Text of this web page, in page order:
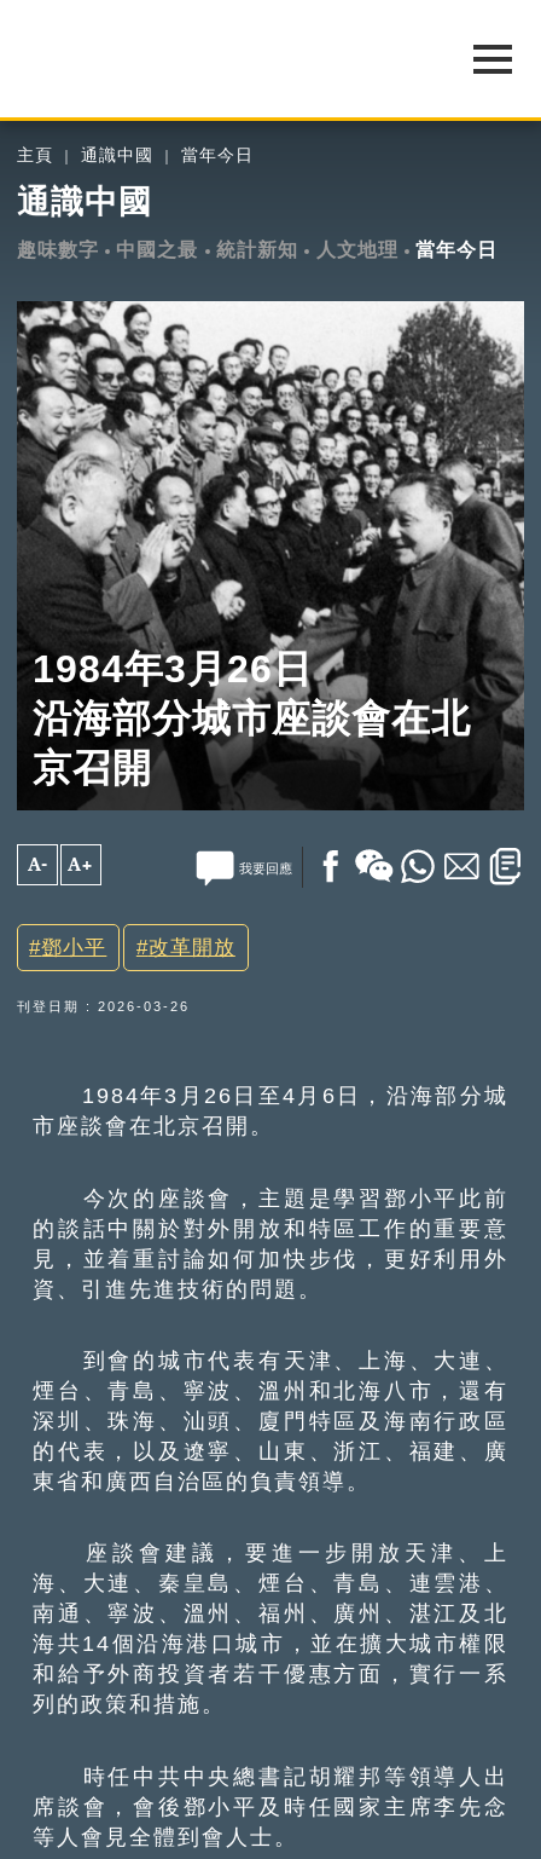
主頁 通識中國 當年今日
通識中國
趣味數字 中國之最 統計新知 人文地理 當年今日
1984年3月26日
沿海部分城市座談會在北
京召開
A- A+ 我要回應
鄧小平 改革開放
刊登日期 : 2026-03-26
1984年3月26日至4月6日，沿海部分城
市座談會在北京召開。
今次的座談會，主題是學習鄧小平此前
的談話中關於對外開放和特區工作的重要意
見，並着重討論如何加快步伐，更好利用外
資、引進先進技術的問題。
到會的城市代表有天津、上海、大連、
煙台、青島、寧波、溫州和北海八市，還有
深圳、珠海、汕頭、廈門特區及海南行政區
的代表，以及遼寧、山東、浙江、福建、廣
東省和廣西自治區的負責領導。
座談會建議，要進一步開放天津、上
海、大連、秦皇島、煙台、青島、連雲港、
南通、寧波、溫州、福州、廣州、湛江及北
海共14個沿海港口城市，並在擴大城市權限
和給予外商投資者若干優惠方面，實行一系
列的政策和措施。
時任中共中央總書記胡耀邦等領導人出
席談會，會後鄧小平及時任國家主席李先念
等人會見全體到會人士。